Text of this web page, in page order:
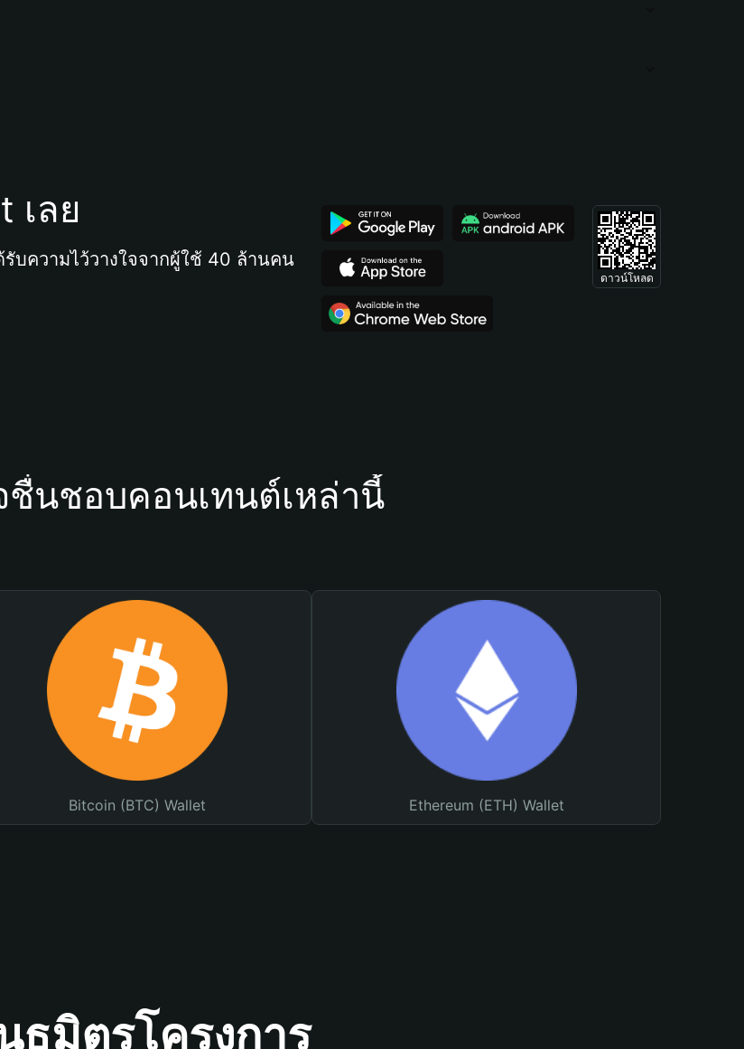
เลย
บความไว้วางใจจากผู้ใช้ 40 ล้านคน
ดาวน์โหลด
นชอบคอนเทนต์เหล่านี้
Bitcoin (BTC) Wallet Ethereum (ETH) Wallet
ธมิตรโครงการ